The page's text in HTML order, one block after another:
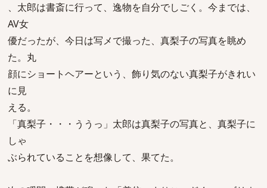
、太郎は書斎に行って、逸物を自分でしごく。今までは、
AV女
優だったが、今日は写メで撮った、真梨子の写真を眺め
た。丸
顔にショートヘアーという、飾り気のない真梨子がきれい
に見
える。
「真梨子・・・ううっ」太郎は真梨子の写真と、真梨子に
しゃ
ぶられていることを想像して、果てた。